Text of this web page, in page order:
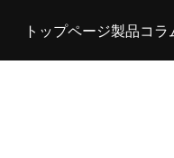
トップページ製品コラ